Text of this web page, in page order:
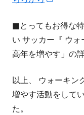
い
ウ
ィ
ド
ウ
■とってもお得な
い サッカー『 ウ
高年を増やす」の
以上、 ウォーキン
増やす活動をして
た。